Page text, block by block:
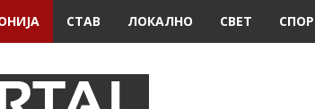
СТАВ ЛОКАЛНО СВЕТ